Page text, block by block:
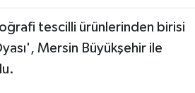
tescilli ürünlerinden birisi
Mersin Büyükşehir ile